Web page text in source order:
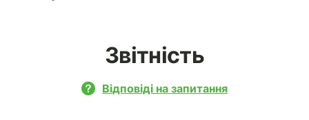
Звітність
Відповіді на запитання